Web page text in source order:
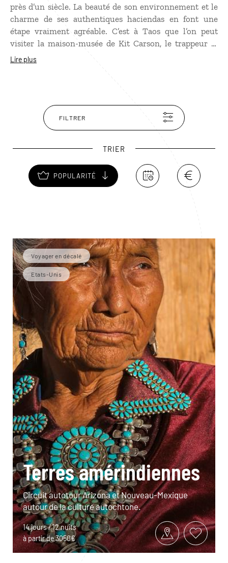
près d’un siècle. La beauté de son environnement et le
charme de ses authentiques haciendas en font une
étape vraiment agréable. C’est à Taos que l’on peut
visiter la maison-musée de Kit Carson, le trappeur le
plus célèbre de la conquête de l’Ouest. Mais c’est aussi à
Lire plus
FILTRER
TRIER
POPULARITÉ
Voyager en décalé
Etats-Unis
Terres amérindiennes
Circuit autotour Arizona et Nouveau-Mexique
autour de la culture autochtone.
14 jours / 12 nuits
à partir de 3050€